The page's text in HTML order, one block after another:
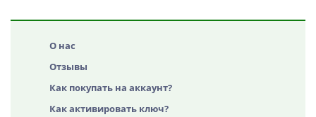
О нас
Отзывы
Как покупать на аккаунт?
Как активировать ключ?